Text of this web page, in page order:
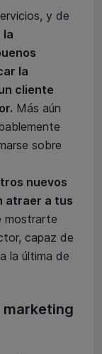
y de
la
la
cliente
Más aún
sobre
nuevos
atraer a tus
mostrarte
capaz de
la última de
marketing